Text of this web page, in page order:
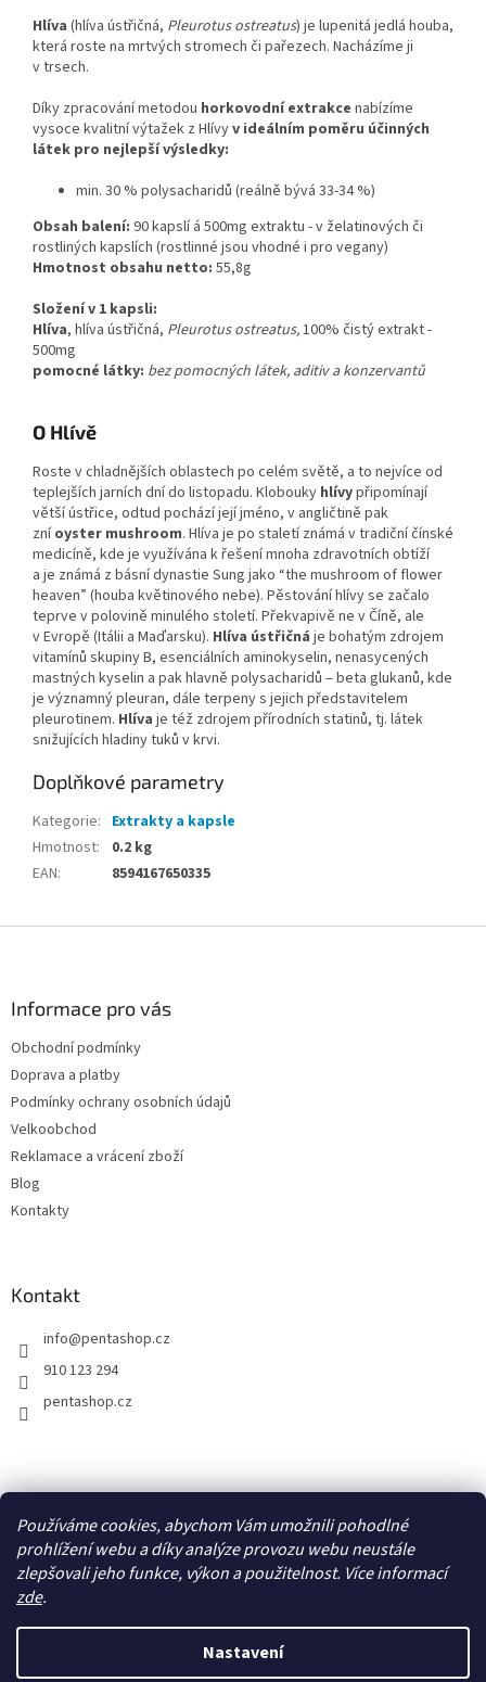
Používáme cookies, abychom Vám umožnili pohodlné
prohlížení webu a díky analýze provozu webu neustále
zlepšovali jeho funkce, výkon a použitelnost. Více informací
zde.
Nastavení
Hlíva (hlíva ústřičná, Pleurotus ostreatus) je lupenitá jedlá houba,
která roste na mrtvých stromech či pařezech. Nacházíme ji
v trsech.
Díky zpracování metodou horkovodní extrakce nabízíme
vysoce kvalitní výtažek z Hlívyv ideálním poměru účinných
látek pro nejlepší výsledky:
min. 30 % polysacharidů (reálně bývá 33-34 %)
Obsah balení: 90 kapslí á 500mg extraktu - v želatinových či
rostliných kapslích (rostlinné jsou vhodné i pro vegany)
Hmotnost obsahu netto: 55,8g
Složení v 1 kapsli:
Hlíva, hlíva ústřičná, Pleurotus ostreatus,100% čistý extrakt -
500mg
pomocné látky: bez pomocných látek, aditiv a konzervantů
O Hlívě
Roste v chladnějších oblastech po celém světě, a to nejvíce od
teplejších jarních dní do listopadu. Klobouky hlívypřipomínají
větší ústřice, odtud pochází její jméno, v angličtině pak
zní oyster mushroom. Hlíva je po staletí známá v tradiční čínské
medicíně, kde je využívána k řešení mnoha zdravotních obtíží
a je známá z básní dynastie Sung jako “the mushroom of flower
heaven” (houba květinového nebe). Pěstování hlívy se začalo
teprve v polovině minulého století. Překvapivě ne v Číně, ale
v Evropě (Itálii a Maďarsku). Hlíva ústřičná je bohatým zdrojem
vitamínů skupiny B, esenciálních aminokyselin, nenasycených
mastných kyselin a pak hlavně polysacharidů ‒ beta glukanů, kde
je významný pleuran, dále terpeny s jejich představitelem
pleurotinem. Hlíva je též zdrojem přírodních statinů, tj. látek
snižujících hladiny tuků v krvi.
Doplňkové parametry
Kategorie: Extrakty a kapsle
Hmotnost:
0.2 kg
EAN: 8594167650335
Informace pro vás
Obchodní podmínky
Doprava a platby
Podmínky ochrany osobních údajů
Velkoobchod
Reklamace a vrácení zboží
Blog
Kontakty
Kontakt
info@pentashop.cz
910 123 294
pentashop.cz
Vytvořil Shoptet